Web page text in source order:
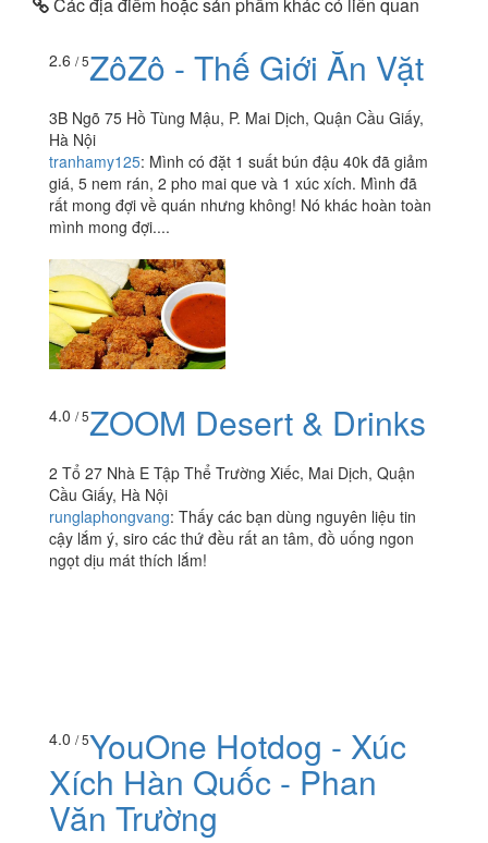
2.6 / 5ZôZô - Thế Giới Ăn Vặt
3B Ngõ 75 Hồ Tùng Mậu, P. Mai Dịch, Quận Cầu Giấy,
Hà Nội
tranhamy125: Mình có đặt 1 suất bún đậu 40k đã giảm
giá, 5 nem rán, 2 pho mai que và 1 xúc xích. Mình đã
rất mong đợi về quán nhưng không! Nó khác hoàn toàn
mình mong đợi....
4.0 / 5ZOOM Desert & Drinks
2 Tổ 27 Nhà E Tập Thể Trường Xiếc, Mai Dịch, Quận
Cầu Giấy, Hà Nội
runglaphongvang: Thấy các bạn dùng nguyên liệu tin
cậy lắm ý, siro các thứ đều rất an tâm, đồ uống ngon
ngọt dịu mát thích lắm!
4.0 / 5YouOne Hotdog - Xúc
Xích Hàn Quốc - Phan
Văn Trường